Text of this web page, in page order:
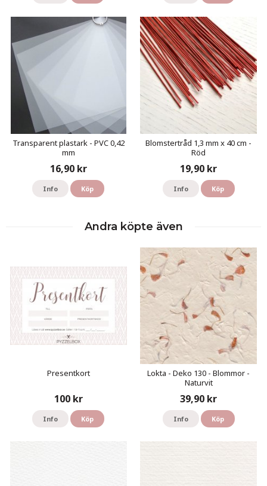
Transparent plastark - PVC 0,42
mm
16,90 kr
Info Köp
Blomstertråd 1,3 mm x 40 cm -
Röd
19,90 kr
Info Köp
Andra köpte även
Presentkort
100 kr
Info Köp
Lokta - Deko 130 - Blommor -
Naturvit
39,90 kr
Info Köp